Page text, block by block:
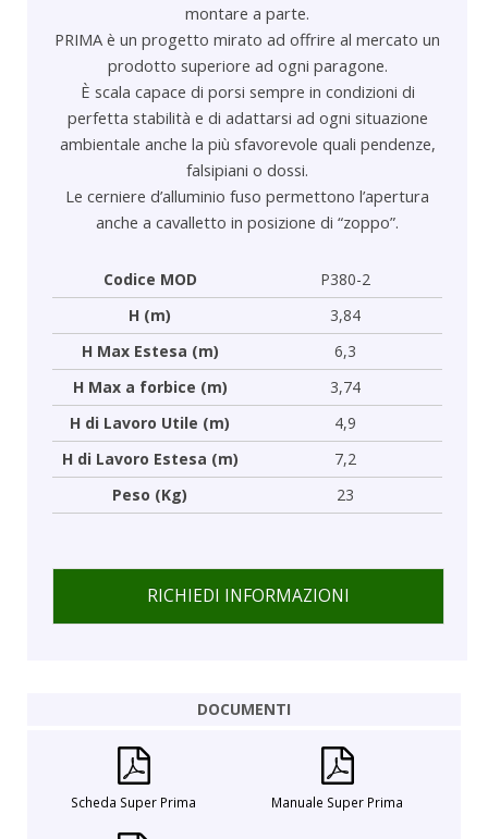
montare a parte.
PRIMA è un progetto mirato ad offrire al mercato un
prodotto superiore ad ogni paragone.
È scala capace di porsi sempre in condizioni di
perfetta stabilità e di adattarsi ad ogni situazione
ambientale anche la più sfavorevole quali pendenze,
falsipiani o dossi.
Le cerniere d’alluminio fuso permettono l’apertura
anche a cavalletto in posizione di “zoppo”.
Codice MOD
P380-2
H (m)
3,84
H Max Estesa (m)
6,3
H Max a forbice (m)
3,74
H di Lavoro Utile (m)
4,9
H di Lavoro Estesa (m)
7,2
Peso (Kg)
23
RICHIEDI INFORMAZIONI
DOCUMENTI
Scheda Super Prima Manuale Super Prima